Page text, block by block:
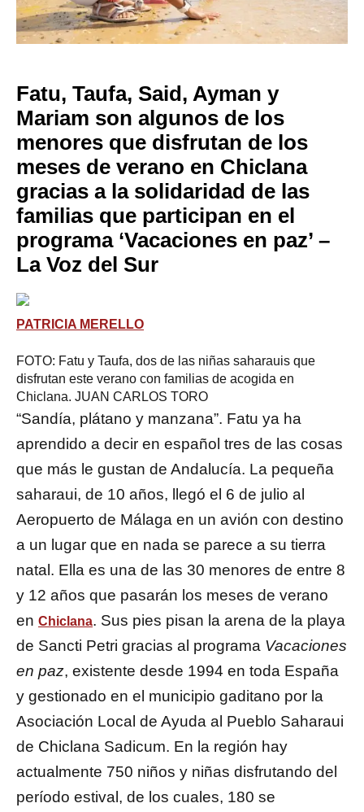
Fatu, Taufa, Said, Ayman y
Mariam son algunos de los
menores que disfrutan de los
meses de verano en Chiclana
gracias a la solidaridad de las
familias que participan en el
programa ‘Vacaciones en paz’ –
La Voz del Sur
PATRICIA MERELLO
FOTO: Fatu y Taufa, dos de las niñas saharauis que
disfrutan este verano con familias de acogida en
Chiclana. JUAN CARLOS TORO
“Sandía, plátano y manzana”. Fatu ya ha
aprendido a decir en español tres de las cosas
que más le gustan de Andalucía. La pequeña
saharaui, de 10 años, llegó el 6 de julio al
Aeropuerto de Málaga en un avión con destino
a un lugar que en nada se parece a su tierra
natal. Ella es una de las 30 menores de entre 8
y 12 años que pasarán los meses de verano
en Chiclana. Sus pies pisan la arena de la playa
de Sancti Petri gracias al programa Vacaciones
en paz, existente desde 1994 en toda España
y gestionado en el municipio gaditano por la
Asociación Local de Ayuda al Pueblo Saharaui
de Chiclana Sadicum. En la región hay
actualmente 750 niños y niñas disfrutando del
período estival, de los cuales, 180 se